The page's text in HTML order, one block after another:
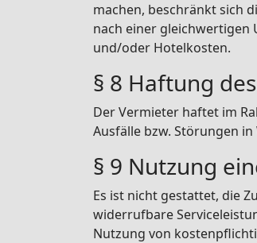
machen, beschränkt sich
nach einer gleichwertigen
und/oder Hotelkosten.
§ 8 Haftung
Der Vermieter haftet im
Ausfälle bzw. Störungen
§ 9 Nutzung
Es ist nicht gestattet, die
widerrufbare
Nutzung von